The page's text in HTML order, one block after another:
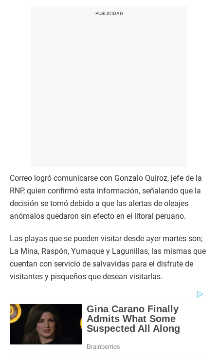
Correo logró comunicarse con Gonzalo Quiroz, jefe de la
RNP, quien confirmó esta información, señalando que la
decisión se tomó debido a que las alertas de oleajes
anómalos quedaron sin efecto en el litoral peruano.
Las playas que se pueden visitar desde ayer martes son;
La Mina, Raspón, Yumaque y Lagunillas, las mismas que
cuentan con servicio de salvavidas para el disfrute de
visitantes y pisqueños que desean visitarlas.